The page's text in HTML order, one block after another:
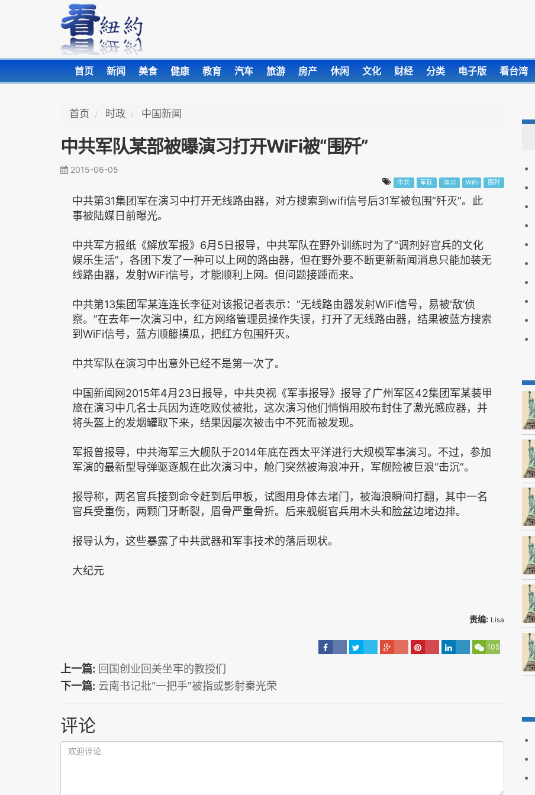
首页 新闻 美食 健康 教育 汽车 旅游 房产 休闲 文化 财经 分类 电子版 看台湾
首页 时政 中国新闻
中共军队某部被曝演习打开WiFi被“围歼”
2015-06-05
中共 军队 演习 WiFi 围歼
中共第31集团军在演习中打开无线路由器，对方搜索到wifi信号后31军被包围“歼灭”。此
事被陆媒日前曝光。
中共军方报纸《解放军报》6月5日报导，中共军队在野外训练时为了“调剂好官兵的文化
娱乐生活”，各团下发了一种可以上网的路由器，但在野外要不断更新新闻消息只能加装无
线路由器，发射WiFi信号，才能顺利上网。但问题接踵而来。
中共第13集团军某连连长李征对该报记者表示：“无线路由器发射WiFi信号，易被‘敌’侦
察。”在去年一次演习中，红方网络管理员操作失误，打开了无线路由器，结果被蓝方搜索
到WiFi信号，蓝方顺籐摸瓜，把红方包围歼灭。
中共军队在演习中出意外已经不是第一次了。
中国新闻网2015年4月23日报导，中共央视《军事报导》报导了广州军区42集团军某装甲
旅在演习中几名士兵因为连吃败仗被批，这次演习他们悄悄用胶布封住了激光感应器，并
将头盔上的发烟罐取下来，结果因屡次被击中不死而被发现。
军报曾报导，中共海军三大舰队于2014年底在西太平洋进行大规模军事演习。不过，参加
军演的最新型导弹驱逐舰在此次演习中，舱门突然被海浪冲开，军舰险被巨浪“击沉”。
报导称，两名官兵接到命令赶到后甲板，试图用身体去堵门，被海浪瞬间打翻，其中一名
官兵受重伤，两颗门牙断裂，眉骨严重骨折。后来舰艇官兵用木头和脸盆边堵边排。
报导认为，这些暴露了中共武器和军事技术的落后现状。
大纪元
责编: Lisa
105
上一篇: 回国创业回美坐牢的教授们
下一篇: 云南书记批“一把手”被指或影射秦光荣
评论